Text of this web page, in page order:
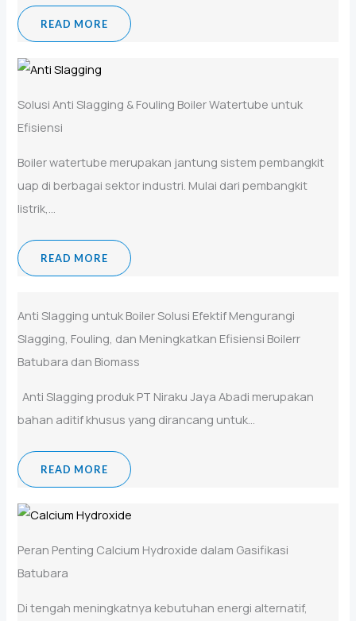
READ MORE
Solusi Anti Slagging & Fouling Boiler Watertube untuk
Efisiensi
Boiler watertube merupakan jantung sistem pembangkit
uap di berbagai sektor industri. Mulai dari pembangkit
listrik,...
READ MORE
Anti Slagging untuk Boiler Solusi Efektif Mengurangi
Slagging, Fouling, dan Meningkatkan Efisiensi Boilerr
Batubara dan Biomass
Anti Slagging produk PT Niraku Jaya Abadi merupakan
bahan aditif khusus yang dirancang untuk...
READ MORE
Peran Penting Calcium Hydroxide dalam Gasifikasi
Batubara
Di tengah meningkatnya kebutuhan energi alternatif,